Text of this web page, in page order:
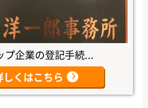
プ企業の登記手続...
しくはこちら